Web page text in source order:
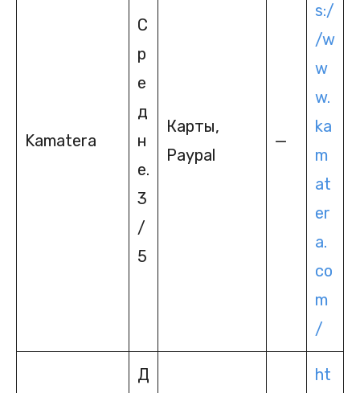
Kamatera
С
р
е
д
н
е.
3
/
5
Карты,
Paypal
—
s:/
/w
w
w.
ka
m
at
er
a.
co
m
/
Д
ht